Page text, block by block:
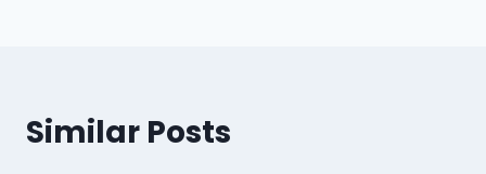
Similar Posts